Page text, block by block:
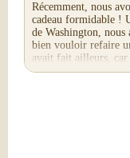
Récemment, nous
cadeau formidable !
de Washington, nous
bien vouloir refaire
avait fait ailleurs,
leur...